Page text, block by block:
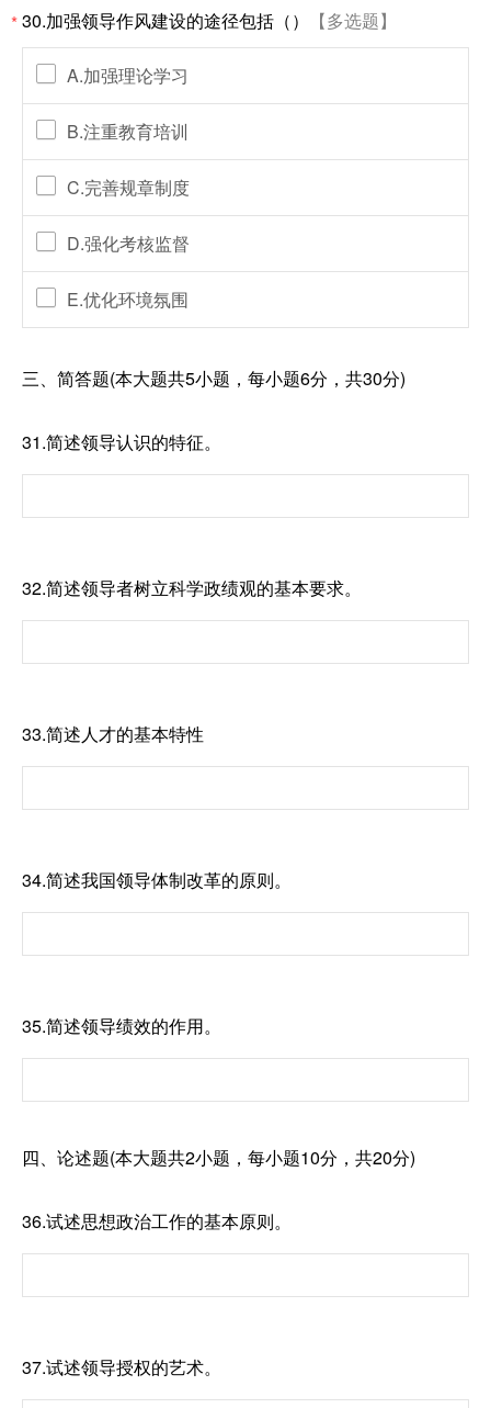
*30.加强领导作风建设的途径包括（） 【多选题】
A.加强理论学习
B.注重教育培训
C.完善规章制度
D.强化考核监督
E.优化环境氛围
三、简答题(本大题共5小题，每小题6分，共30分)
31.简述领导认识的特征。
32.简述领导者树立科学政绩观的基本要求。
33.简述人才的基本特性
34.简述我国领导体制改革的原则。
35.简述领导绩效的作用。
四、论述题(本大题共2小题，每小题10分，共20分)
36.试述思想政治工作的基本原则。
37.试述领导授权的艺术。